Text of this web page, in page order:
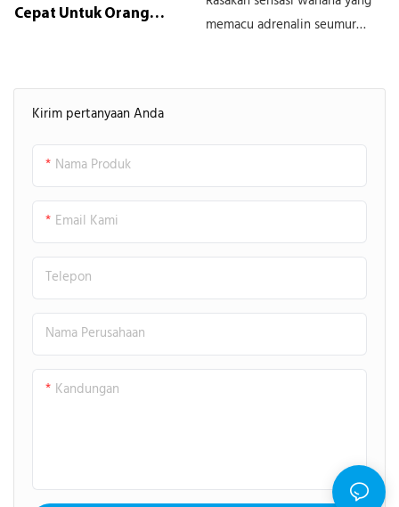
Kirim pertanyaan Anda
Nama Produk
Email Kami
Telepon
Nama Perusahaan
Kandungan
Cepat Untuk Orang
memacu adrenalin seumur
akan membuat Anda berputar,
melayang di udara,
kegembiraan bagi semua